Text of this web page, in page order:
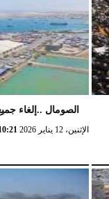
الصومال ..إلغاء
الإثنين، 12 يناير 2026 10:21